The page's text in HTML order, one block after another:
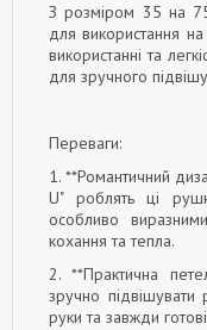
З розміром 35 на
для використання
використанні та
для зручного
Переваги:
1. **Романтичний
U" роблять ці
особливо
кохання та тепла.
2. **Практична
зручно підвішувати
руки та завжди